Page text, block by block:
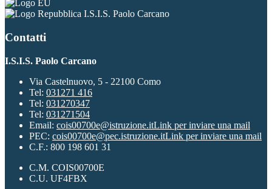
I.S.I.S. Paolo Carcano
Contatti
I.S.I.S. Paolo Carcano
Via Castelnuovo, 5 - 22100 Como
Tel: 031271 416
Tel: 031270347
Tel: 031271504
Email: cois00700e@istruzione.itLink per inviare una mail
PEC: cois00700e@pec.istruzione.itLink per inviare una mail
C.F.: 800 198 601 31
C.M. COIS00700E
C.U. UF4FBX